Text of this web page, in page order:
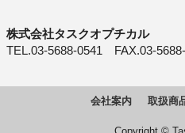
株式会社タスクオプチカル
TEL.03-5688-0541 FAX.03-
会社案内 取扱商